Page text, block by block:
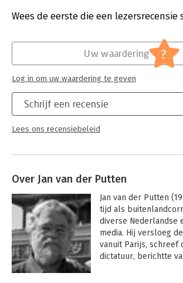
Verschijningsdatum:
26-9-2019
Mens en maatschappij
Wees de eerste die een lezersrecensie
Schrijf een recensie
Lees ons recensiebeleid
Uw waardering ?
Log in om uw waardering te geven
Over Jan van der Putten
Jan van der Putten
tijd als
diverse Nederlandse
media. Hij versloeg
vanuit Parijs, schreef
dictatuur, berichtte